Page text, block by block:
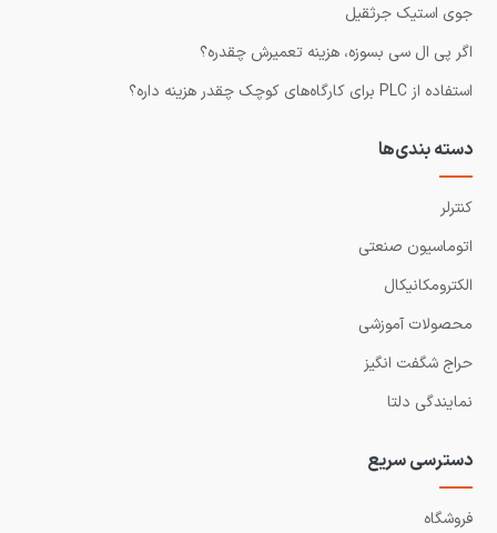
جوی استیک جرثقیل
اگر پی ال سی بسوزه، هزینه تعمیرش چقدره؟
استفاده از PLC برای کارگاه‌های کوچک چقدر هزینه داره؟
دسته بندی‌ها
کنترلر
اتوماسیون صنعتی
الکترومکانیکال
محصولات آموزشی
حراج شگفت انگیز
نمایندگی دلتا
دسترسی سریع
فروشگاه